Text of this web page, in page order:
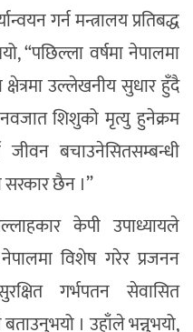
गर्न मन्त्रालय प्रतिबद्ध
“पछिल्ला वर्षमा नेपालमा
क्षेत्रमा उल्लेखनीय सुधार हुँदै
शिशुको मृत्यु हुनेक्रम
बचाउनेसितसम्बन्धी
सरकार छैन ।”
केपी उपाध्यायले
विशेष गरेर प्रजनन
गर्भपतन सेवासित
बताउनुभयो । उहाँले भन्नुभयो,